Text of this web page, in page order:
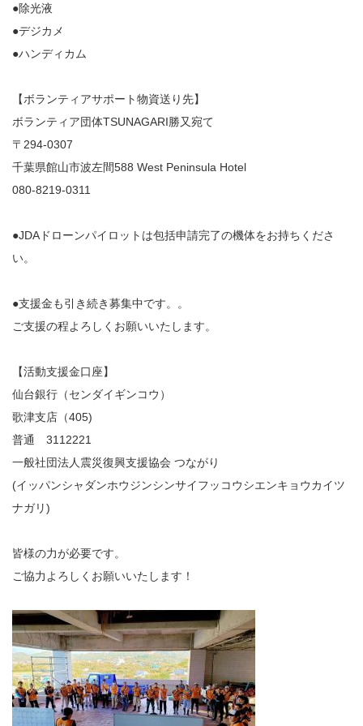
●除光液
●デジカメ
●ハンディカム
【ボランティアサポート物資送り先】
ボランティア団体TSUNAGARI勝又宛て
〒294-0307
千葉県館山市波左間588 West Peninsula Hotel
080-8219-0311
●JDAドローンパイロットは包括申請完了の機体をお持ちくださ
い。
●支援金も引き続き募集中です。。
ご支援の程よろしくお願いいたします。
【活動支援金口座】
仙台銀行（センダイギンコウ）
歌津支店（405)
普通 3112221
一般社団法人震災復興支援協会 つながり
(イッパンシャダンホウジンシンサイフッコウシエンキョウカイツ
ナガリ)
皆様の力が必要です。
ご協力よろしくお願いいたします！